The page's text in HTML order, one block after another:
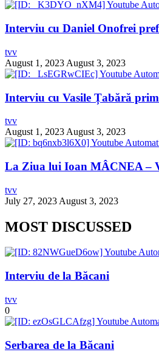
Interviu cu Daniel Onofrei
tvv
August 1, 2023 August 3, 2023
Interviu cu Vasile Țabără
tvv
August 1, 2023 August 3, 2023
La Ziua lui Ioan MÂCNEA –
tvv
July 27, 2023 August 3, 2023
MOST DISCUSSED
Interviu de la Băcani
tvv
0
Serbarea de la Băcani